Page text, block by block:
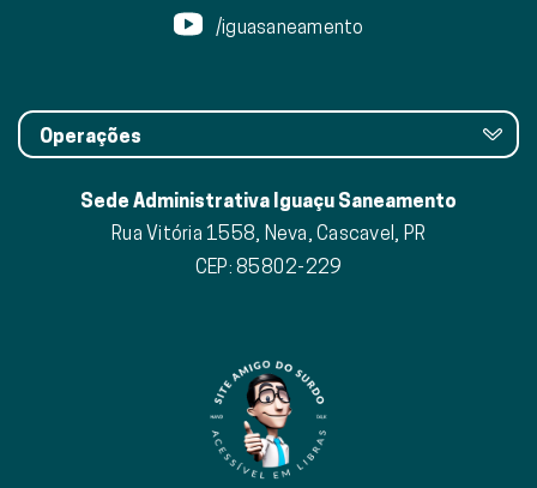
/iguasaneamento
Operações
Sede Administrativa Iguaçu Saneamento
Rua Vitória 1558, Neva, Cascavel, PR
CEP: 85802-229